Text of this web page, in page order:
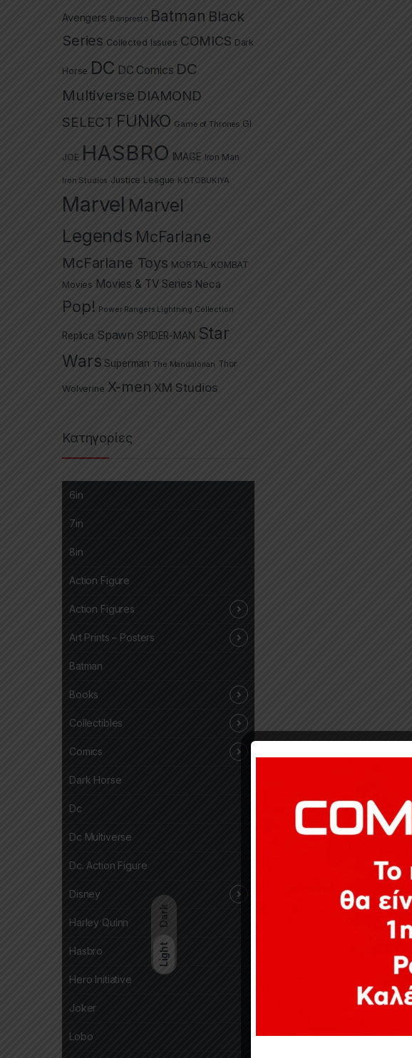
Dark
Light
Avengers Banpresto Batman Black
Series Collected Issues COMICS Dark
Horse DC DC Comics DC
Multiverse DIAMOND
SELECT FUNKO Game of Thrones GI
JOE HASBRO IMAGE Iron Man
Iron Studios Justice League KOTOBUKIYA
Marvel Marvel
Legends McFarlane
McFarlane Toys MORTAL KOMBAT
Movies Movies & TV Series Neca
Pop! Power Rangers Lightning Collection
Replica Spawn SPIDER-MAN Star
Wars Superman The Mandalorian Thor
Wolverine X-men XM Studios
Κατηγορίες
6in
7in
8in
Action Figure
Action Figures
Art Prints – Posters
Batman
Books
Collectibles
Comics
Dark Horse
Dc
Dc Multiverse
Dc. Action Figure
Disney
Harley Quinn
Hasbro
Hero Initiative
Joker
Lobo